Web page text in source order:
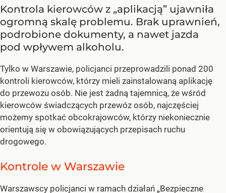
Kontrola kierowców z „aplikacją” ujawniła
ogromną skalę problemu. Brak uprawnień,
podrobione dokumenty, a nawet jazda
pod wpływem alkoholu.
Tylko w Warszawie, policjanci przeprowadzili ponad 200
kontroli kierowców, którzy mieli zainstalowaną aplikację
do przewozu osób. Nie jest żadną tajemnicą, że wśród
kierowców świadczących przewóz osób, najczęściej
możemy spotkać obcokrajowców, którzy niekoniecznie
orientują się w obowiązujących przepisach ruchu
drogowego.
Kontrole w Warszawie
Warszawscy policjanci w ramach działań „Bezpieczne